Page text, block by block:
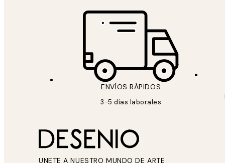
ENVÍOS RÁPIDOS
3-5 días laborales
UNETE A NUESTRO MUNDO DE ARTE